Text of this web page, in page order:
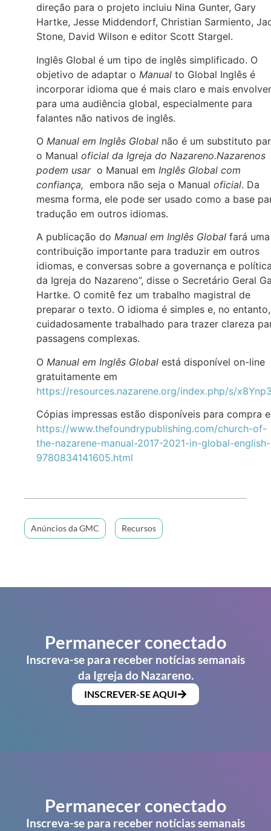
direção para o projeto incluiu Nina Gunter, Gary
Hartke, Jesse Middendorf, Christian Sarmiento,
Stone, David Wilson e editor Scott Stargel.
Inglês Global é um tipo de inglês simplificado. O
objetivo de adaptar o Manual to Global Inglês é
incorporar idioma que é mais claro e mais
para uma audiência global, especialmente para
falantes não nativos de inglês.
O Manual em Inglês Global não é um substituto
o Manual oficial da Igreja do Nazareno.Nazarenos
podem usaro Manual em Inglês Global com
confiança, embora não seja o Manual oficial. Da
mesma forma, ele pode ser usado como a base
tradução em outros idiomas.
A publicação do Manual em Inglês Global fará uma
contribuição importante para traduzir em outros
idiomas, e conversas sobre a governança e
da Igreja do Nazareno”, disse o Secretário Geral
Hartke. O comitê fez um trabalho magistral de
preparar o texto. O idioma é simples e, no entanto,
cuidadosamente trabalhado para trazer clareza
passagens complexas.
O Manual em Inglês Global está disponível on-line
gratuitamente em
https://resources.nazarene.org/index.php/s/
Cópias impressas estão disponíveis para compra
https://www.thefoundrypublishing.com/church-of-
the-nazarene-manual-2017-2021-in-global-english-
9780834141605.html
Anúncios da GMC Recursos
Permanecer conectado
Inscreva-se para receber notícias semanais
da Igreja do Nazareno.
INSCREVER-SE AQUI
Permanecer conectado
Inscreva-se para receber notícias semanais